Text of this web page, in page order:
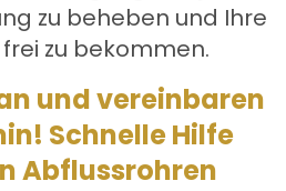
zu beheben und Ihre
zu bekommen.
und vereinbaren
Schnelle Hilfe
Abflussrohren